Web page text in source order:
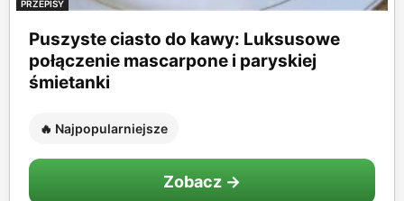
PRZEPISY
Puszyste ciasto do kawy: Luksusowe
połączenie mascarpone i paryskiej
śmietanki
🔥 Najpopularniejsze
Zobacz →